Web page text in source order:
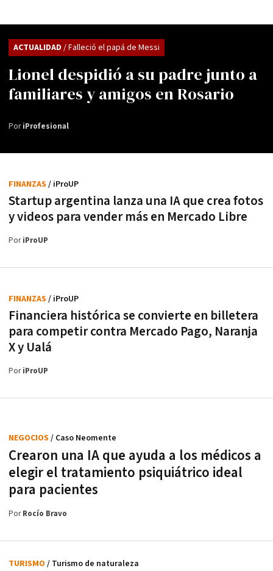
Lionel despidió a su padre junto a
familiares y amigos en Rosario
ACTUALIDAD / Falleció el papá de Messi
PoriProfesional
Startup argentina lanza una IA que crea fotos
y videos para vender más en Mercado Libre
FINANZAS / iProUP
PoriProUP
Financiera histórica se convierte en billetera
para competir contra Mercado Pago, Naranja
X y Ualá
FINANZAS / iProUP
PoriProUP
Crearon una IA que ayuda a los médicos a
elegir el tratamiento psiquiátrico ideal
para pacientes
NEGOCIOS / Caso Neomente
PorRocío Bravo
TURISMO / Turismo de naturaleza